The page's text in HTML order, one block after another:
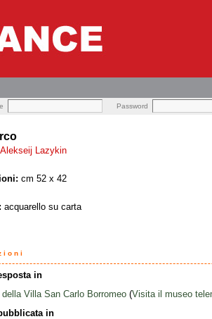
Password
Alekseij Lazykin
cm 52 x 42
acquarello su carta
in
della Villa San Carlo Borromeo(Visita il museo
in